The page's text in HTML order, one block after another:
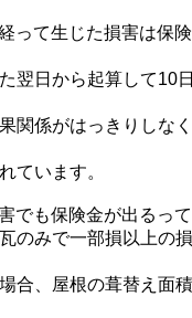
って生じた損害は保
翌日から起算して10
関係がはっきりしな
ています。
でも保険金が出るっ
のみで一部損以上の
合、屋根の葺替え面